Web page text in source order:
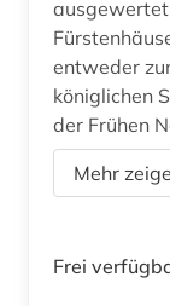
entweder
königlichen
der Frühen
Mehr
Frei